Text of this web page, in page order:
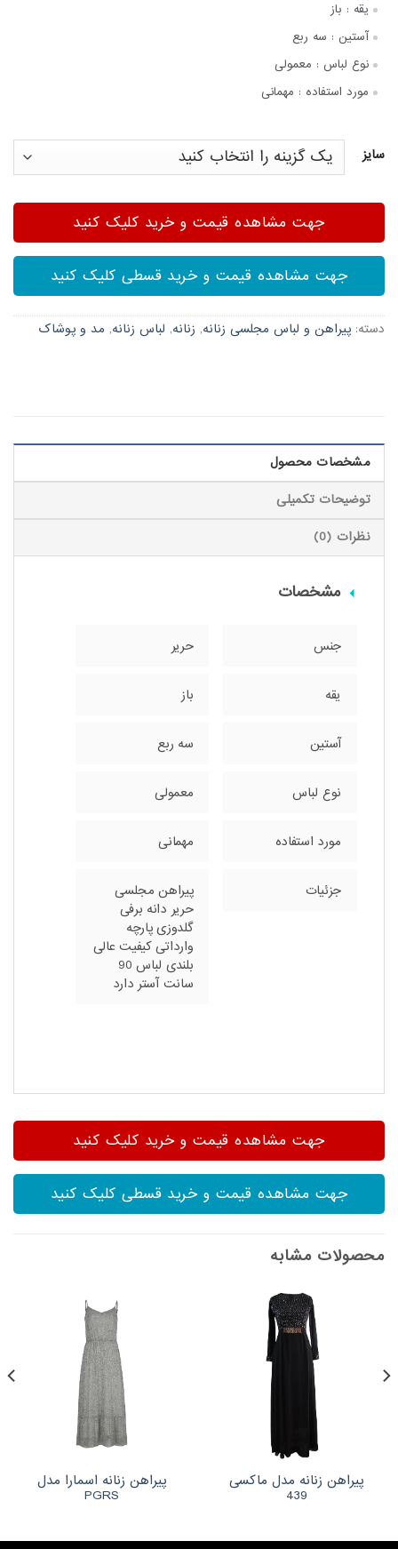
یقه : باز
آستین : سه ربع
نوع لباس : معمولی
مورد استفاده : مهمانی
سایز
جهت مشاهده قیمت و خرید کلیک کنید
جهت مشاهده قیمت و خرید قسطی کلیک کنید
دسته: پیراهن و لباس مجلسی زنانه, زنانه, لباس زنانه, مد و پوشاک
مشخصات محصول
توضیحات تکمیلی
نظرات (0)
مشخصات
جنس حریر
یقه باز
آستین سه ربع
نوع لباس معمولی
مورد استفاده مهمانی
جزئیات
پیراهن مجلسی
حریر دانه برفی
گلدوزی پارچه
وارداتی کیفیت عالی
بلندی لباس 90
سانت آستر دارد
جهت مشاهده قیمت و خرید کلیک کنید
جهت مشاهده قیمت و خرید قسطی کلیک کنید
محصولات مشابه
پیراهن زنانه مدل ماکسی
439
پیراهن زنانه اسمارا مدل
PGRS